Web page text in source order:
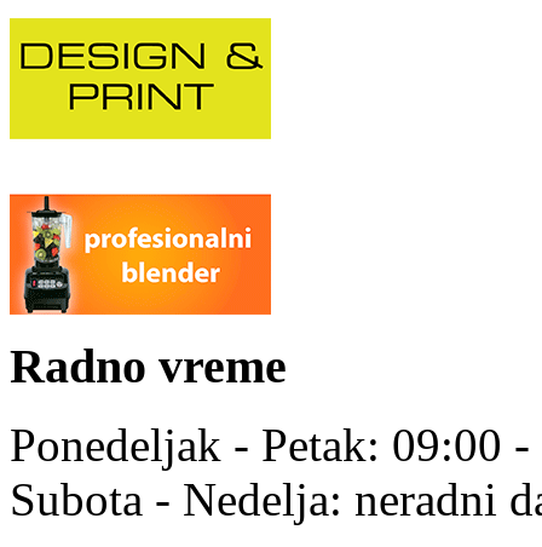
Radno vreme
Ponedeljak - Petak: 09:00
Subota - Nedelja: neradni